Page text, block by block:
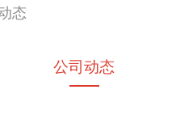
态
公司动态